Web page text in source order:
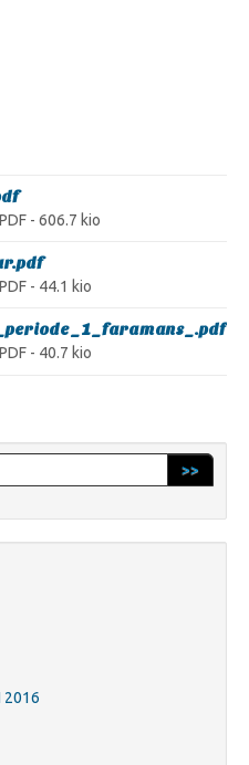
PDF - 606.7 kio
PDF - 44.1 kio
PDF - 40.7 kio
>>
2016